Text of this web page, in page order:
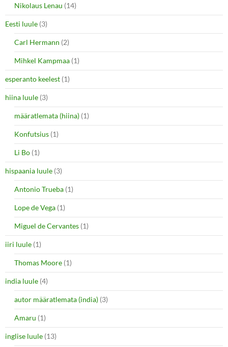
Nikolaus Lenau (14)
Eesti luule (3)
Carl Hermann (2)
Mihkel Kampmaa (1)
esperanto keelest (1)
hiina luule (3)
määratlemata (hiina) (1)
Konfutsius (1)
Li Bo (1)
hispaania luule (3)
Antonio Trueba (1)
Lope de Vega (1)
Miguel de Cervantes (1)
iiri luule (1)
Thomas Moore (1)
india luule (4)
autor määratlemata (india) (3)
Amaru (1)
inglise luule (13)